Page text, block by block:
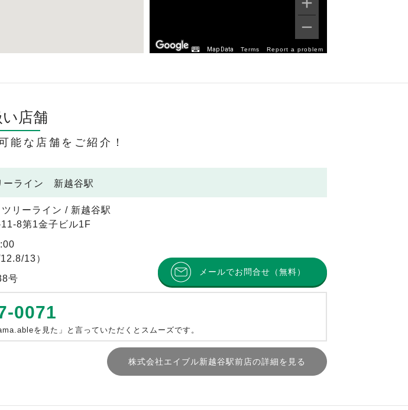
Map Data Terms Report a problem
店舗
能な店舗をご紹介！
ーライン 新越谷駅
リーライン / 新越谷駅
8第1金子ビル1F
13）
号
メールでお問合せ（無料）
0071
を見た」と言っていただくとスムーズです。
株式会社エイブル新越谷駅前店の詳細を見る